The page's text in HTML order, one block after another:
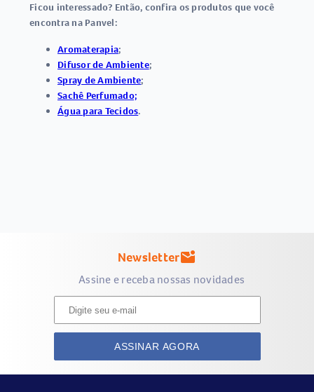
Ficou interessado? Então, confira os produtos que você
encontra na Panvel:
Aromaterapia;
Difusor de Ambiente;
Spray de Ambiente;
Sachê Perfumado;
Água para Tecidos.
Newslettermark_email_unread
Assine e receba nossas novidades
ASSINAR AGORA